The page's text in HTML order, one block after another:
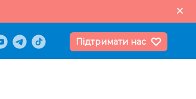
Підтримати нас